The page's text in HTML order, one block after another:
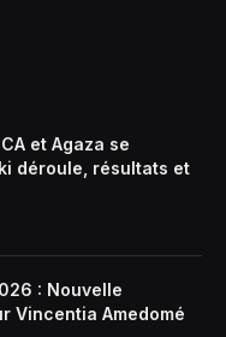
et Agaza se
déroule, résultats et
: Nouvelle
Vincentia Amedomé